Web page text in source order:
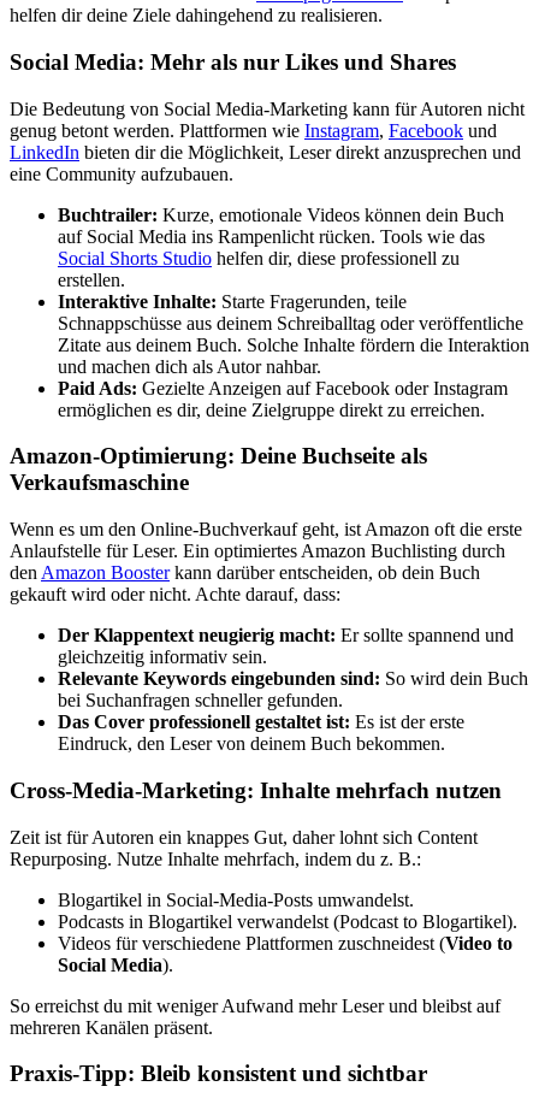
helfen dir deine Ziele dahingehend zu realisieren.
Social Media: Mehr als nur Likes und Shares
Die Bedeutung von Social Media-Marketing kann für Autoren nicht
genug betont werden. Plattformen wie Instagram, Facebook und
LinkedIn bieten dir die Möglichkeit, Leser direkt anzusprechen und
eine Community aufzubauen.
Buchtrailer: Kurze, emotionale Videos können dein Buch
auf Social Media ins Rampenlicht rücken. Tools wie das
Social Shorts Studio helfen dir, diese professionell zu
erstellen.
Interaktive Inhalte: Starte Fragerunden, teile
Schnappschüsse aus deinem Schreiballtag oder veröffentliche
Zitate aus deinem Buch. Solche Inhalte fördern die Interaktion
und machen dich als Autor nahbar.
Paid Ads: Gezielte Anzeigen auf Facebook oder Instagram
ermöglichen es dir, deine Zielgruppe direkt zu erreichen.
Amazon-Optimierung: Deine Buchseite als
Verkaufsmaschine
Wenn es um den Online-Buchverkauf geht, ist Amazon oft die erste
Anlaufstelle für Leser. Ein optimiertes Amazon Buchlisting durch
den Amazon Boosterkann darüber entscheiden, ob dein Buch
gekauft wird oder nicht. Achte darauf, dass:
Der Klappentext neugierig macht: Er sollte spannend und
gleichzeitig informativ sein.
Relevante Keywords eingebunden sind: So wird dein Buch
bei Suchanfragen schneller gefunden.
Das Cover professionell gestaltet ist: Es ist der erste
Eindruck, den Leser von deinem Buch bekommen.
Cross-Media-Marketing: Inhalte mehrfach nutzen
Zeit ist für Autoren ein knappes Gut, daher lohnt sich Content
Repurposing. Nutze Inhalte mehrfach, indem du z. B.:
Blogartikel in Social-Media-Posts umwandelst.
Podcasts in Blogartikel verwandelst (Podcast to Blogartikel).
Videos für verschiedene Plattformen zuschneidest (Video to
Social Media).
So erreichst du mit weniger Aufwand mehr Leser und bleibst auf
mehreren Kanälen präsent.
Praxis-Tipp: Bleib konsistent und sichtbar